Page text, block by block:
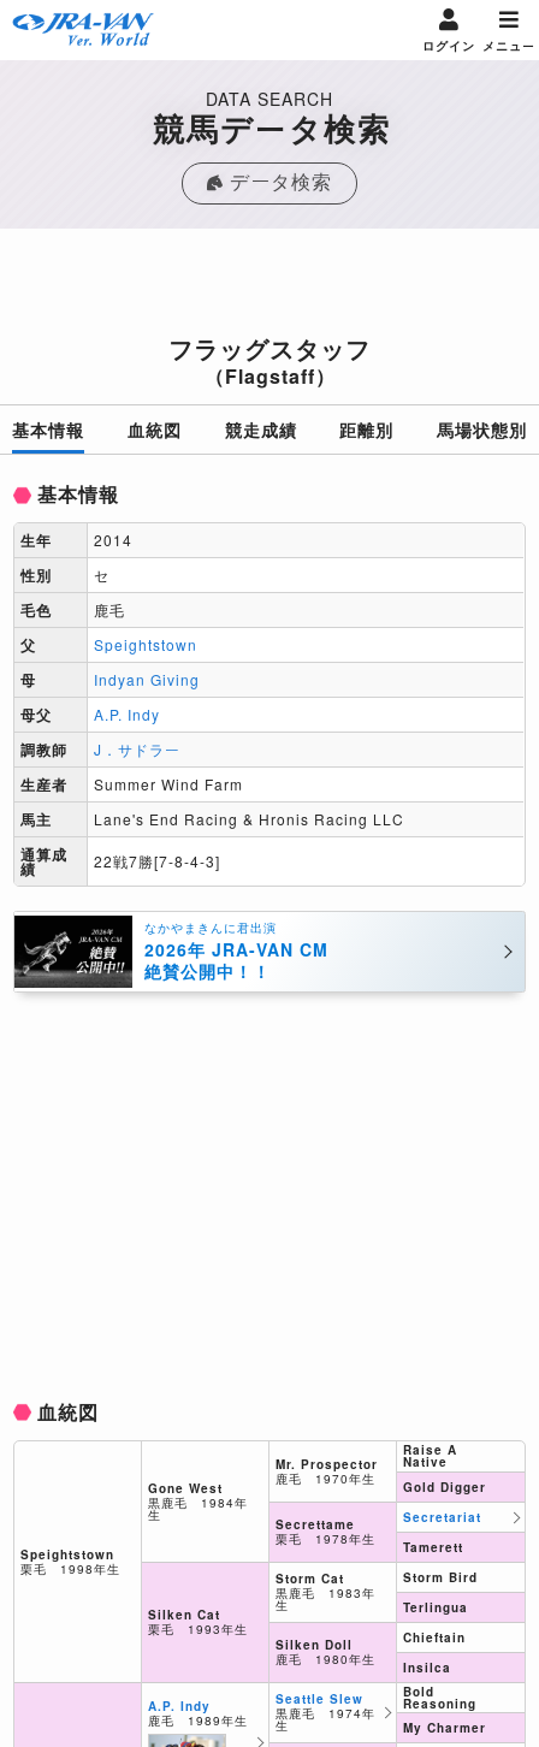
ログイン メニュー
DATA SEARCH
競馬データ検索
データ検索
フラッグスタッフ
（Flagstaff）
基本情報 血統図 競走成績 距離別 馬場状態別
基本情報
生年 2014
性別 セ
毛色 鹿毛
父 Speightstown
母 Indyan Giving
母父 A.P. Indy
調教師 J．サドラー
生産者 Summer Wind Farm
馬主 Lane's End Racing & Hronis Racing LLC
通算成
績 22戦7勝[7-8-4-3]
なかやまきんに君出演
2026年 JRA-VAN CM
絶賛公開中！！
血統図
Speightstown
栗毛 1998年生
Gone West
黒鹿毛 1984年
生
Silken Cat
栗毛 1993年生
A.P. Indy
鹿毛 1989年生
Mr. Prospector
鹿毛 1970年生
Secrettame
栗毛 1978年生
Storm Cat
黒鹿毛 1983年
生
Silken Doll
鹿毛 1980年生
Seattle Slew
黒鹿毛 1974年
生
Raise A
Native
Gold Digger
Secretariat
Tamerett
Storm Bird
Terlingua
Chieftain
Insilca
Bold
Reasoning
My Charmer